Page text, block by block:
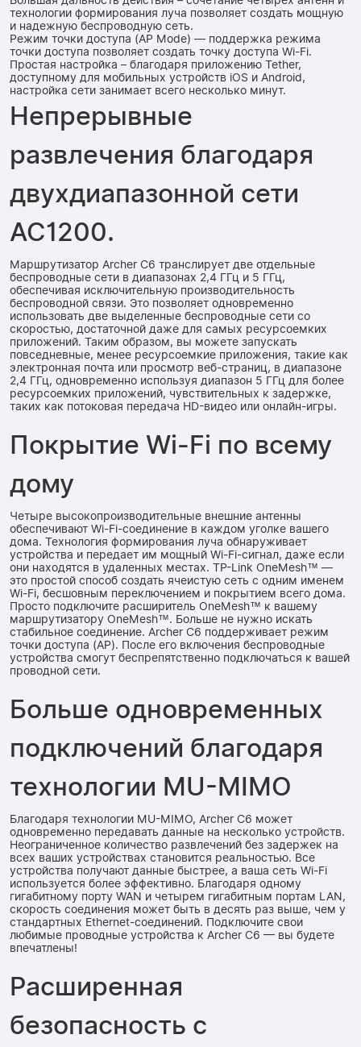
технологии формирования луча позволяет создать мощную
и надежную беспроводную сеть.
Режим точки доступа (AP Mode) — поддержка режима
точки доступа позволяет создать точку доступа Wi-Fi.
Простая настройка – благодаря приложению Tether,
доступному для мобильных устройств iOS и Android,
настройка сети занимает всего несколько минут.
Непрерывные
развлечения благодаря
двухдиапазонной сети
AC1200.
Маршрутизатор Archer C6 транслирует две отдельные
беспроводные сети в диапазонах 2,4 ГГц и 5 ГГц,
обеспечивая исключительную производительность
беспроводной связи. Это позволяет одновременно
использовать две выделенные беспроводные сети со
скоростью, достаточной даже для самых ресурсоемких
приложений. Таким образом, вы можете запускать
повседневные, менее ресурсоемкие приложения, такие как
электронная почта или просмотр веб-страниц, в диапазоне
2,4 ГГц, одновременно используя диапазон 5 ГГц для более
ресурсоемких приложений, чувствительных к задержке,
таких как потоковая передача HD-видео или онлайн-игры.
Покрытие Wi-Fi по всему
дому
Четыре высокопроизводительные внешние антенны
обеспечивают Wi-Fi-соединение в каждом уголке вашего
дома. Технология формирования луча обнаруживает
устройства и передает им мощный Wi-Fi-сигнал, даже если
они находятся в удаленных местах. TP-Link OneMesh™ —
это простой способ создать ячеистую сеть с одним именем
Wi-Fi, бесшовным переключением и покрытием всего дома.
Просто подключите расширитель OneMesh™ к вашему
маршрутизатору OneMesh™. Больше не нужно искать
стабильное соединение. Archer C6 поддерживает режим
точки доступа (AP). После его включения беспроводные
устройства смогут беспрепятственно подключаться к вашей
проводной сети.
Больше одновременных
подключений благодаря
технологии MU-MIMO
Благодаря технологии MU-MIMO, Archer C6 может
одновременно передавать данные на несколько устройств.
Неограниченное количество развлечений без задержек на
всех ваших устройствах становится реальностью. Все
устройства получают данные быстрее, а ваша сеть Wi-Fi
используется более эффективно. Благодаря одному
гигабитному порту WAN и четырем гигабитным портам LAN,
скорость соединения может быть в десять раз выше, чем у
стандартных Ethernet-соединений. Подключите свои
любимые проводные устройства к Archer C6 — вы будете
впечатлены!
Расширенная
безопасность с